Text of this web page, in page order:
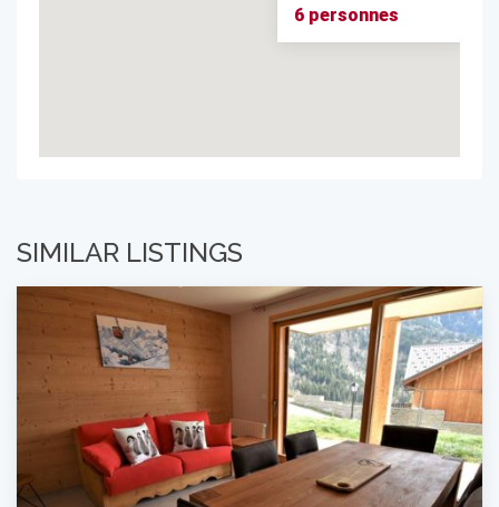
6 personnes
SIMILAR LISTINGS